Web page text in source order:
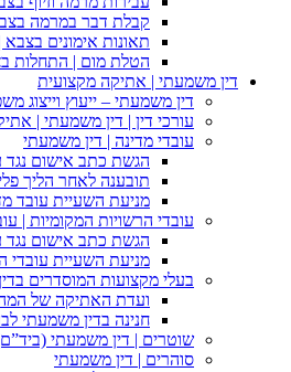
קבלת דבר במרמה
תאונות אימונים
הטלת מום | התחלות
דין משמעתי | אתיקה מקצועית
דין משמעתי – ייעוץ וייצוג
עורכי דין | דין משמעתי |
עובדי מדינה | דין משמעתי
הגשת כתב אישום נגד
תובענה לאחר הליך
מניעת השעיית עובד
עובדי הרשויות המקומיות |
הגשת כתב אישום נגד
מניעת השעיית עובדי
בעלי מקצועות המוסדרים
ועדת האתיקה של
חנינה בדין משמעתי
שוטרים | דין משמעתי
סוהרים | דין משמעתי